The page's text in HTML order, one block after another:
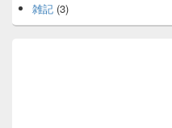
雑記 (3)